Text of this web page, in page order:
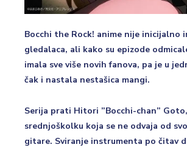
Bocchi the Rock! anime nije inicijalno
gledalaca, ali kako su epizode
imala sve više novih fanova, pa je u
čak i nastala nestašica mangi.
Serija prati Hitori ”Bocchi-chan”
srednjoškolku koja se ne odvaja od
gitare. Sviranje instrumenta po čitav